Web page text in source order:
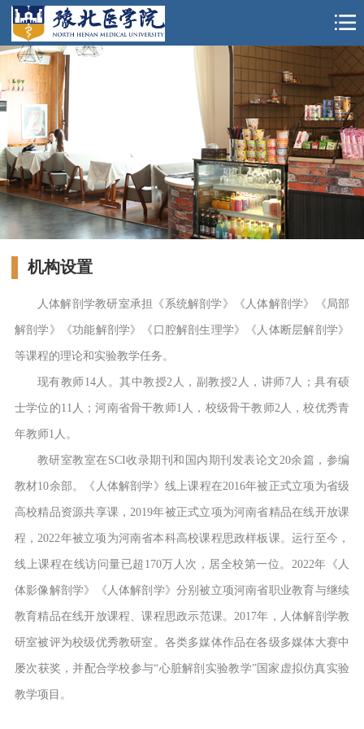
机构设置
人体解剖学教研室承担《系统解剖学》《人体解剖学》《局部
解剖学》《功能解剖学》《口腔解剖生理学》《人体断层解剖学》
等课程的理论和实验教学任务。
现有教师 14人。其中教授2人，副教授2人，讲师7人；具有硕
士学位的11人；河南省骨干教师1人，校级骨干教师2人，校优秀青
年教师1人。
教研室教室在 SCI收录期刊和国内期刊发表论文20余篇，参编
教材10余部。《人体解剖学》线上课程在2016年被正式立项为省级
高校精品资源共享课，2019年被正式立项为河南省精品在线开放课
程，2022年被立项为河南省本科高校课程思政样板课。运行至今，
线上课程在线访问量已超170万人次，居全校第一位。2022年《人
体影像解剖学》《人体解剖学》分别被立项河南省职业教育与继续
教育精品在线开放课程、课程思政示范课。2017年，人体解剖学教
研室被评为校级优秀教研室。各类多媒体作品在各级多媒体大赛中
屡次获奖，并配合学校参与“心脏解剖实验教学”国家虚拟仿真实验
教学项目。